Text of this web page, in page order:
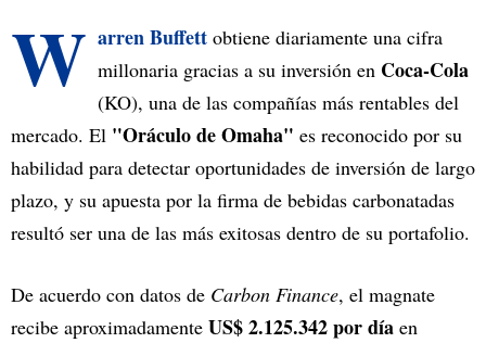
W arren Buffett obtiene diariamente una cifra
millonaria gracias a su inversión en Coca-Cola
(KO), una de las compañías más rentables del
mercado. El "Oráculo de Omaha" es reconocido por su
habilidad para detectar oportunidades de inversión de largo
plazo, y su apuesta por la firma de bebidas carbonatadas
resultó ser una de las más exitosas dentro de su portafolio.
De acuerdo con datos de Carbon Finance, el magnate
recibe aproximadamente US$ 2.125.342 por día en